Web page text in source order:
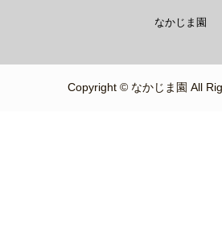
なかじま園
Copyright © なかじま園 All